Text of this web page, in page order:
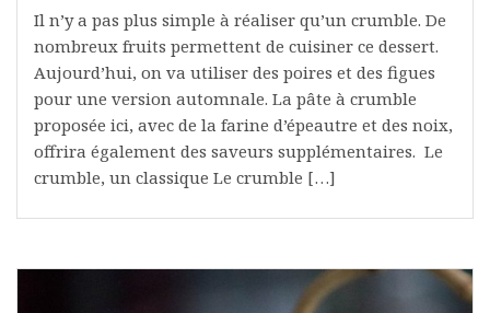
Il n’y a pas plus simple à réaliser qu’un crumble. De
nombreux fruits permettent de cuisiner ce dessert.
Aujourd’hui, on va utiliser des poires et des figues
pour une version automnale. La pâte à crumble
proposée ici, avec de la farine d’épeautre et des noix,
offrira également des saveurs supplémentaires. Le
crumble, un classique Le crumble […]